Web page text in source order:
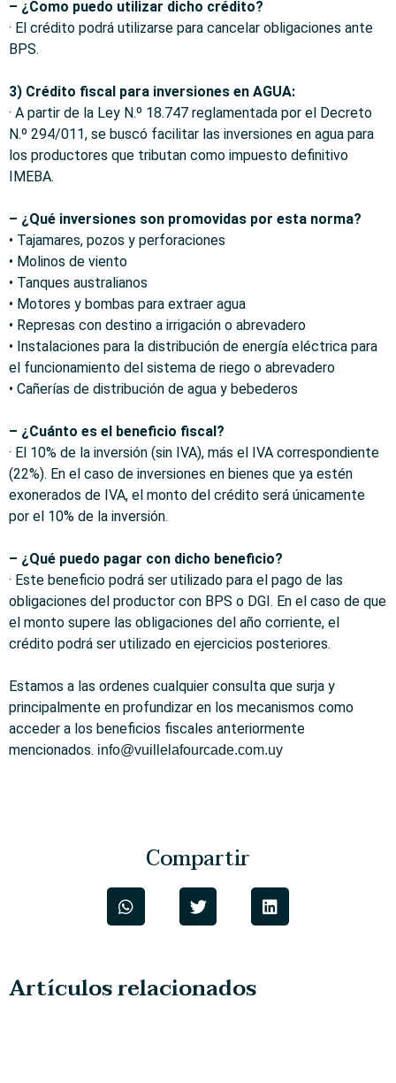
– ¿Como puedo utilizar dicho crédito?
· El crédito podrá utilizarse para cancelar obligaciones ante
BPS.
3) Crédito fiscal para inversiones en AGUA:
· A partir de la Ley N.º 18.747 reglamentada por el Decreto
N.º 294/011, se buscó facilitar las inversiones en agua para
los productores que tributan como impuesto definitivo
IMEBA.
– ¿Qué inversiones son promovidas por esta norma?
• Tajamares, pozos y perforaciones
• Molinos de viento
• Tanques australianos
• Motores y bombas para extraer agua
• Represas con destino a irrigación o abrevadero
• Instalaciones para la distribución de energía eléctrica para
el funcionamiento del sistema de riego o abrevadero
• Cañerías de distribución de agua y bebederos
– ¿Cuánto es el beneficio fiscal?
· El 10% de la inversión (sin IVA), más el IVA correspondiente
(22%). En el caso de inversiones en bienes que ya estén
exonerados de IVA, el monto del crédito será únicamente
por el 10% de la inversión.
– ¿Qué puedo pagar con dicho beneficio?
· Este beneficio podrá ser utilizado para el pago de las
obligaciones del productor con BPS o DGI. En el caso de que
el monto supere las obligaciones del año corriente, el
crédito podrá ser utilizado en ejercicios posteriores.
Estamos a las ordenes cualquier consulta que surja y
principalmente en profundizar en los mecanismos como
acceder a los beneficios fiscales anteriormente
mencionados. info@vuillelafourcade.com.uy
Compartir
Artículos relacionados